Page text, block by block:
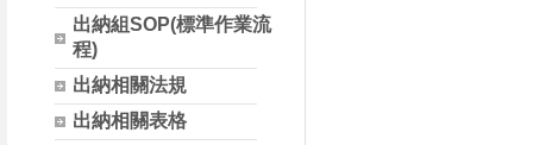
出納組SOP(標準作業流
程)
出納相關法規
出納相關表格